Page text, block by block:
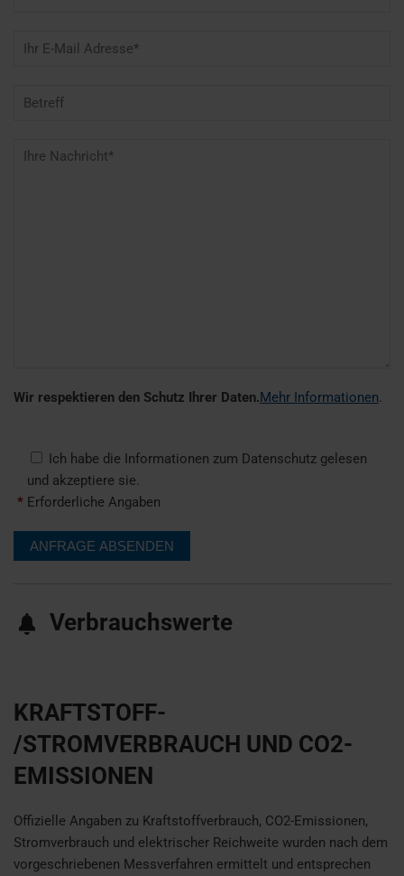
Wir respektieren den Schutz Ihrer Daten.Mehr Informationen.
Ich habe die Informationen zum Datenschutz gelesen
und akzeptiere sie.
* Erforderliche Angaben
Verbrauchswerte
KRAFTSTOFF-
/STROMVERBRAUCH UND CO2-
EMISSIONEN
Offizielle Angaben zu Kraftstoffverbrauch, CO2-Emissionen,
Stromverbrauch und elektrischer Reichweite wurden nach dem
vorgeschriebenen Messverfahren ermittelt und entsprechen